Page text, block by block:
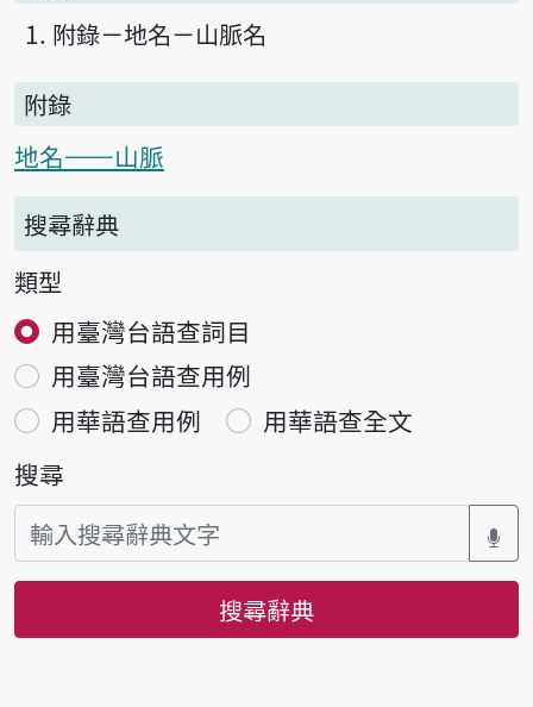
附錄－地名－山脈名
附錄
地名——山脈
搜尋辭典
類型
用臺灣台語查詞目
用臺灣台語查用例
用華語查用例
用華語查全文
搜尋
搜尋辭典